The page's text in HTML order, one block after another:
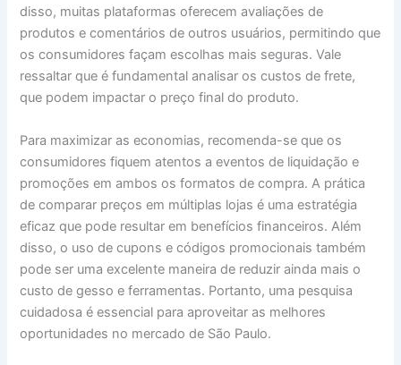
disso, muitas plataformas oferecem avaliações de
produtos e comentários de outros usuários, permitindo que
os consumidores façam escolhas mais seguras. Vale
ressaltar que é fundamental analisar os custos de frete,
que podem impactar o preço final do produto.
Para maximizar as economias, recomenda-se que os
consumidores fiquem atentos a eventos de liquidação e
promoções em ambos os formatos de compra. A prática
de comparar preços em múltiplas lojas é uma estratégia
eficaz que pode resultar em benefícios financeiros. Além
disso, o uso de cupons e códigos promocionais também
pode ser uma excelente maneira de reduzir ainda mais o
custo de gesso e ferramentas. Portanto, uma pesquisa
cuidadosa é essencial para aproveitar as melhores
oportunidades no mercado de São Paulo.